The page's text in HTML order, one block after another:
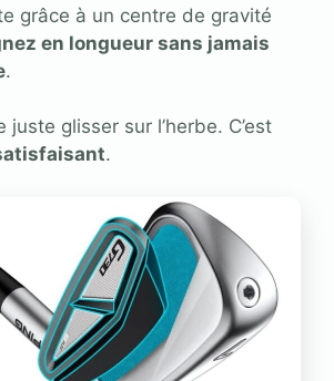
grâce à un centre de gravité
en longueur sans jamais
.
glisser sur l’herbe. C’est
.